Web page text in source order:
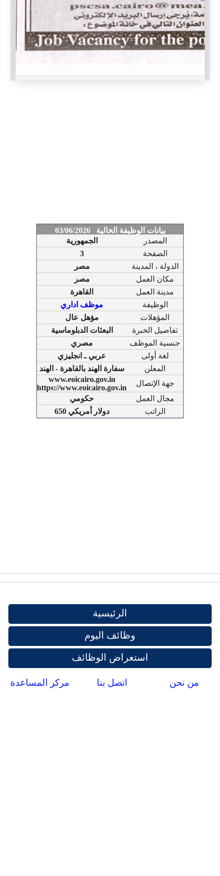
بيانات الوظيفة الخالية 03/06/2026
الجمهورية
المصدر
3
الصفحة
مصر
الدولة ، المدينة
مصر
مكان العمل
القاهرة
مدينة العمل
موظف اداري
الوظيفة
مؤهل عال
المؤهلات
البعثات الدبلوماسية
تفاصيل الخبرة
مصري
جنسية الموظف
عربي ـ انجليزي
لغة أولى
سفارة الهند بالقاهرة - الهند
المعلن
www.eoicairo.gov.in
https://www.eoicairo.gov.in
جهة الإتصال
حكومي
مجال العمل
دولار أمريكي 650
الراتب
الرئيسية
وظائف اليوم
استعراض الوظائف
من نحن اتصل بنا مركز المساعدة